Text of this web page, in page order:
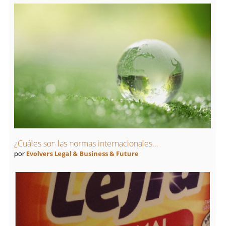
¿Cuáles son las normas internacionales...
por Evolvers Legal & Business & Future